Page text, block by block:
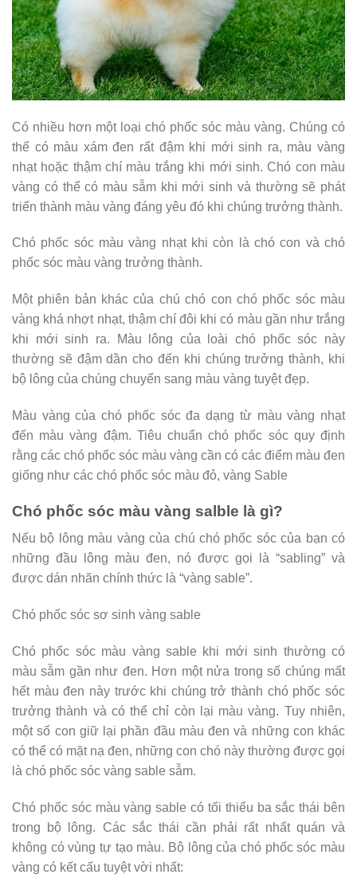
Có nhiều hơn một loại chó phốc sóc màu vàng. Chúng có
thể có màu xám đen rất đậm khi mới sinh ra, màu vàng
nhạt hoặc thậm chí màu trắng khi mới sinh. Chó con màu
vàng có thể có màu sẫm khi mới sinh và thường sẽ phát
triển thành màu vàng đáng yêu đó khi chúng trưởng thành.
Chó phốc sóc màu vàng nhạt khi còn là chó con và chó
phốc sóc màu vàng trưởng thành.
Một phiên bản khác của chú chó con chó phốc sóc màu
vàng khá nhợt nhạt, thậm chí đôi khi có màu gần như trắng
khi mới sinh ra. Màu lông của loài chó phốc sóc này
thường sẽ đậm dần cho đến khi chúng trưởng thành, khi
bộ lông của chúng chuyển sang màu vàng tuyệt đẹp.
Màu vàng của chó phốc sóc đa dạng từ màu vàng nhạt
đến màu vàng đậm. Tiêu chuẩn chó phốc sóc quy định
rằng các chó phốc sóc màu vàng cần có các điểm màu đen
giống như các chó phốc sóc màu đỏ, vàng Sable
Chó phốc sóc màu vàng salble là gì?
Nếu bộ lông màu vàng của chú chó phốc sóc của bạn có
những đầu lông màu đen, nó được gọi là “sabling” và
được dán nhãn chính thức là “vàng sable”.
Chó phốc sóc sơ sinh vàng sable
Chó phốc sóc màu vàng sable khi mới sinh thường có
màu sẫm gần như đen. Hơn một nửa trong số chúng mất
hết màu đen này trước khi chúng trở thành chó phốc sóc
trưởng thành và có thể chỉ còn lại màu vàng. Tuy nhiên,
một số con giữ lại phần đầu màu đen và những con khác
có thể có mặt nạ đen, những con chó này thường được gọi
là chó phốc sóc vàng sable sẫm.
Chó phốc sóc màu vàng sable có tối thiểu ba sắc thái bên
trong bộ lông. Các sắc thái cần phải rất nhất quán và
không có vùng tự tạo màu. Bộ lông của chó phốc sóc màu
vàng có kết cấu tuyệt vời nhất: